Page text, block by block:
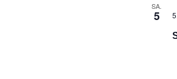
SA.
5